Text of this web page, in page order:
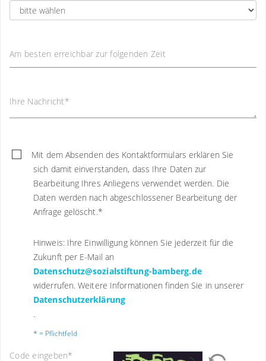
Am besten erreichbar zur folgenden Zeit
Ihre Nachricht*
Mit dem Absenden des Kontaktformulars erklären Sie
sich damit einverstanden, dass Ihre Daten zur
Bearbeitung Ihres Anliegens verwendet werden. Die
Daten werden nach abgeschlossener Bearbeitung der
Anfrage gelöscht.*
Hinweis: Ihre Einwilligung können Sie jederzeit für die
Zukunft per E-Mail an
Datenschutz@sozialstiftung-bamberg.de
widerrufen. Weitere Informationen finden Sie in unserer
Datenschutzerklärung
.
* = Pflichtfeld
Code eingeben*